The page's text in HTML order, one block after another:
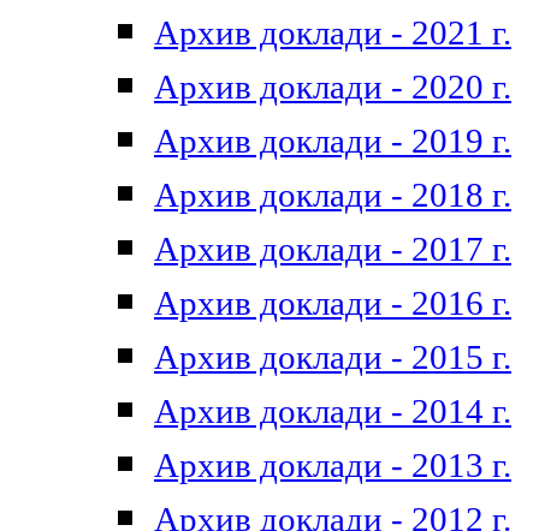
Архив доклади - 2021 г.
Архив доклади - 2020 г.
Архив доклади - 2019 г.
Архив доклади - 2018 г.
Архив доклади - 2017 г.
Архив доклади - 2016 г.
Архив доклади - 2015 г.
Архив доклади - 2014 г.
Архив доклади - 2013 г.
Архив доклади - 2012 г.